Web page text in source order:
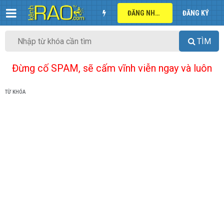
ĐĂNG NHẬP ĐĂNG KÝ
TÌM
Đừng cố SPAM, sẽ cấm vĩnh viễn ngay và luôn
TỪ KHÓA